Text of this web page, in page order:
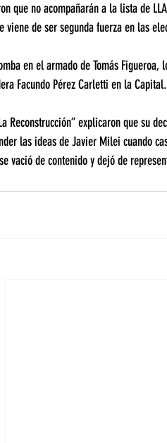
no acompañarán a la lista de
viene de ser segunda fuerza en las
en el armado de Tomás
Facundo Pérez Carletti en la Capital.
Reconstrucción” explicaron que su
las ideas de Javier Milei cuando
vació de contenido y dejó de